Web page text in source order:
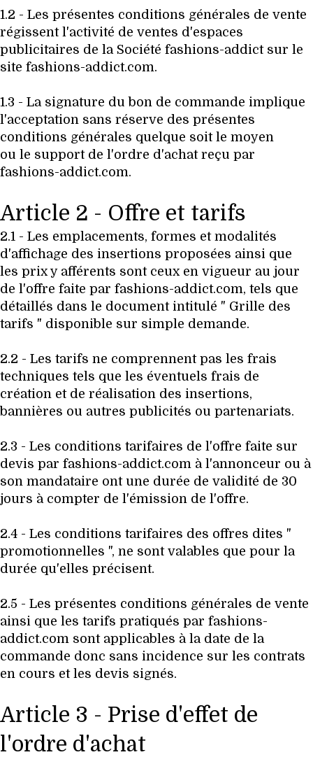
MAISON
AUTO
BEAUTÉ
MODE DE RUE
HISTOIRE DES MARQUES
DÉCO
VOYAGES & LOISIRS
1.2 - Les présentes conditions générales de vente
régissent l'activité de ventes d'espaces
publicitaires de la Société fashions-addict sur le
site fashions-addict.com.
1.3 - La signature du bon de commande implique
l'acceptation sans réserve des présentes
conditions générales quelque soit le moyen
ou le support de l'ordre d'achat reçu par
fashions-addict.com.
Article 2 - Offre et tarifs
2.1 - Les emplacements, formes et modalités
d'affichage des insertions proposées ainsi que
les prix y afférents sont ceux en vigueur au jour
de l'offre faite par fashions-addict.com, tels que
détaillés dans le document intitulé " Grille des
tarifs " disponible sur simple demande.
2.2 - Les tarifs ne comprennent pas les frais
techniques tels que les éventuels frais de
création et de réalisation des insertions,
bannières ou autres publicités ou partenariats.
2.3 - Les conditions tarifaires de l'offre faite sur
devis par fashions-addict.com à l'annonceur ou à
son mandataire ont une durée de validité de 30
jours à compter de l'émission de l'offre.
2.4 - Les conditions tarifaires des offres dites "
promotionnelles ", ne sont valables que pour la
durée qu'elles précisent.
2.5 - Les présentes conditions générales de vente
ainsi que les tarifs pratiqués par fashions-
addict.com sont applicables à la date de la
commande donc sans incidence sur les contrats
en cours et les devis signés.
Article 3 - Prise d'effet de
l'ordre d'achat